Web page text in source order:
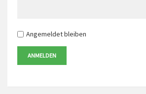
Angemeldet bleiben
ANMELDEN